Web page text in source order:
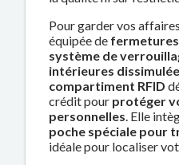
Pour garder vos
équipée de
système de
intérieures
compartiment RFID
crédit pour protéger
personnelles. Elle
poche spéciale pour
idéale pour localiser